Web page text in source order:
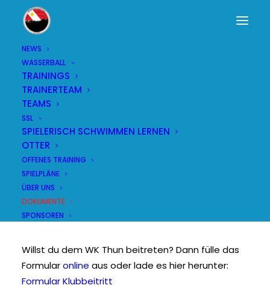
NEWS
WASSERBALL
TRAININGS
TRAINERTEAM
TEAMS
SSL
SPIELERISCH SCHWIMMEN LERNEN
OTTER
OFFENES TRAINING
SPIELPLÄNE
ÜBER UNS
DOKUMENTE
SPONSOREN
Dokumente und
Formulare
Formulare
Willst du dem WK Thun beitreten? Dann fülle das
Formularonline aus oder lade es hier herunter:
Formular Klubbeitritt